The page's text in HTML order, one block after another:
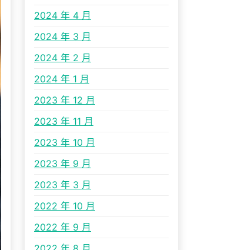
2024 年 4 月
2024 年 3 月
2024 年 2 月
2024 年 1 月
2023 年 12 月
2023 年 11 月
2023 年 10 月
2023 年 9 月
2023 年 3 月
2022 年 10 月
2022 年 9 月